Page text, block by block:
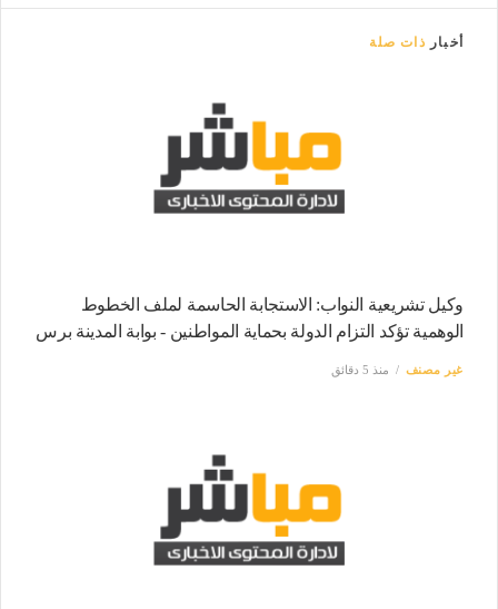
أخبار ذات صلة
وكيل تشريعية النواب: الاستجابة الحاسمة لملف الخطوط
الوهمية تؤكد التزام الدولة بحماية المواطنين - بوابة المدينة برس
غير مصنف منذ 5 دقائق